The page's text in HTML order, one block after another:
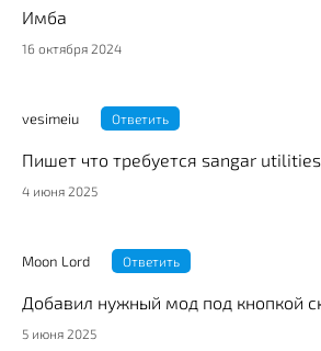
Имба
16 октября 2024
vesimeiu Ответить
Пишет что требуется sangar
4 июня 2025
Moon Lord Ответить
Добавил нужный мод под кнопкой
5 июня 2025